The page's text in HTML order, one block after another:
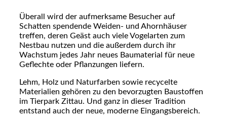
Überall wird der aufmerksame Besucher auf
Schatten spendende Weiden- und Ahornhäuser
treffen, deren Geäst auch viele Vogelarten zum
Nestbau nutzen und die außerdem durch ihr
Wachstum jedes Jahr neues Baumaterial für neue
Geflechte oder Pflanzungen liefern.
Lehm, Holz und Naturfarben sowie recycelte
Materialien gehören zu den bevorzugten Baustoffen
im Tierpark Zittau. Und ganz in dieser Tradition
entstand auch der neue, moderne Eingangsbereich.